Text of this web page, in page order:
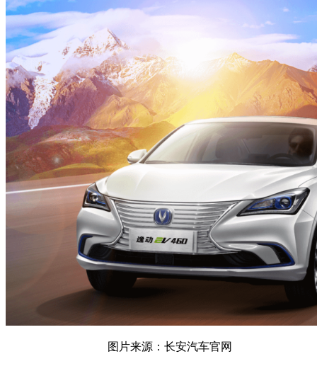
图片来源：长安汽车官网